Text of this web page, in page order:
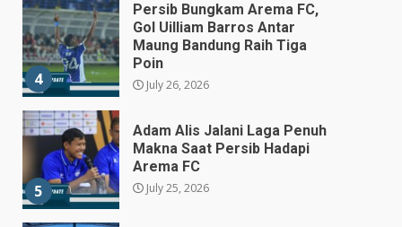
4
Persib Bungkam Arema FC,
Gol Uilliam Barros Antar
Maung Bandung Raih Tiga
Poin
July 26, 2026
5
Adam Alis Jalani Laga Penuh
Makna Saat Persib Hadapi
Arema FC
July 25, 2026